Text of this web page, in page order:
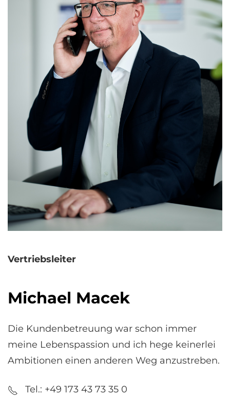
Vertriebsleiter
Michael Macek
Die Kundenbetreuung war schon immer
meine Lebenspassion und ich hege keinerlei
Ambitionen einen anderen Weg anzustreben.
Tel.: +49 173 43 73 35 0